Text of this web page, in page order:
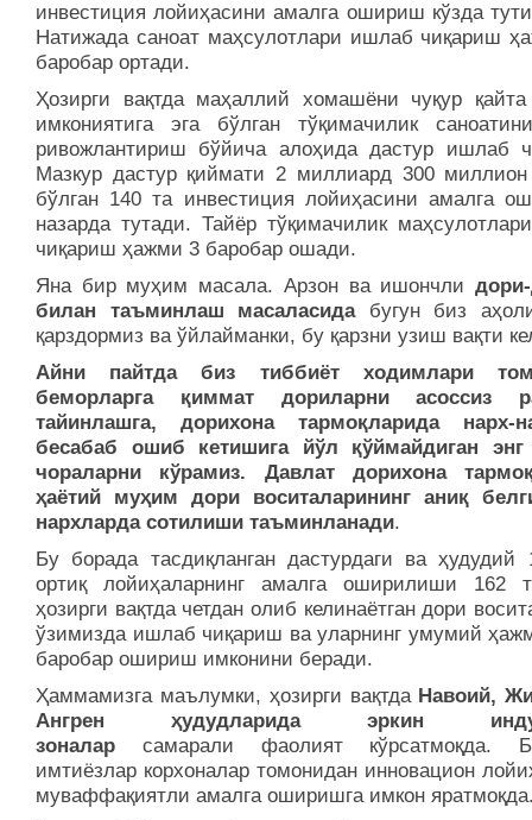
инвестиция лойиҳасини амалга ошириш кўзда
Натижада саноат маҳсулотлари ишлаб чиқариш
баробар ортади.
Ҳозирги вақтда маҳаллий хомашёни чуқур
имкониятига эга бўлган тўқимачилик
ривожлантириш бўйича алоҳида дастур ишлаб
Мазкур дастур қиймати 2 миллиард 300
бўлган 140 та инвестиция лойиҳасини амалга
назарда тутади. Тайёр тўқимачилик
чиқариш ҳажми 3 баробар ошади.
Яна бир муҳим масала. Арзон ва ишончли
билан таъминлаш масаласидабугун биз
қарздормиз ва ўйлайманки, бу қарзни узиш вақти
Айни пайтда биз тиббиёт ходимлари
беморларга қиммат дориларни асоссиз
тайинлашга, дорихона тармоқларида нарх-
бесабаб ошиб кетишига йўл қўймайдиган энг
чораларни кўрамиз. Давлат дорихона
ҳаётий муҳим дори воситаларининг аниқ
нархларда сотилиши таъминланади.
Бу борада тасдиқланган дастурдаги ва ҳудудий
ортиқ лойиҳаларнинг амалга оширилиши 162
ҳозирги вақтда четдан олиб келинаётган дори
ўзимизда ишлаб чиқариш ва уларнинг умумий
баробар ошириш имконини беради.
Ҳаммамизга маълумки, ҳозирги вақтда Навоий,
Ангрен ҳудудларида эркин
зоналар самарали фаолият кўрсатмоқда.
имтиёзлар корхоналар томонидан инновацион
муваффақиятли амалга оширишга имкон